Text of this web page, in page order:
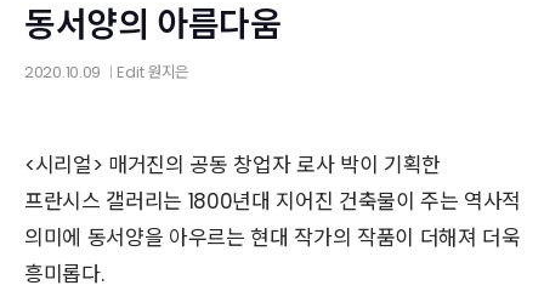
동서양의 아름다움
2020.10.09 Edit원지은
<시리얼> 매거진의 공동 창업자 로사 박이 기획한
프란시스 갤러리는 1800년대 지어진 건축물이 주는 역사적
의미에 동서양을 아우르는 현대 작가의 작품이 더해져 더욱
흥미롭다.